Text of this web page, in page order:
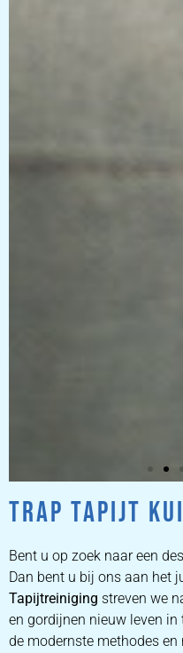
ZETEL
ZETEL REINIGEN
TRAP TAPIJT
Bent u op zoek naar een
Dan bent u bij ons aan het
Tapijtreiniging streven we
en gordijnen nieuw leven
de modernste methodes